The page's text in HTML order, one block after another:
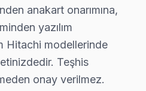
OLED, QLED) ve LED
ve güç kartı
ve inverter kart değişimi
alıcısı ve HDMI port
2 yıl garanti
anakart onarımına,
yazılım
Hitachi modellerinde
Teşhis
onay verilmez.